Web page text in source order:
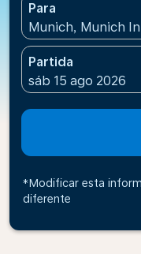
Para
Munich, Munich
Partida
fc-booking-
sáb 15 ago 2026
*Modificar esta
diferente